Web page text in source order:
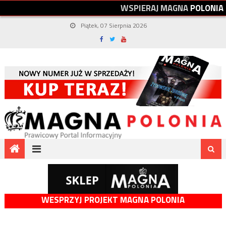
WSPIERAJMAGNAPOLONIA
Piątek, 07 Sierpnia 2026
WESPRZYJ PROJEKT MAGNA POLONIA